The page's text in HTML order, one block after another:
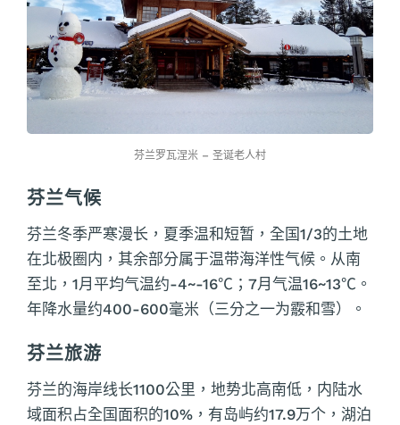
芬兰罗瓦涅米 – 圣诞老人村
芬兰气候
芬兰冬季严寒漫长，夏季温和短暂，全国1/3的土地
在北极圈内，其余部分属于温带海洋性气候。从南
至北，1月平均气温约-4~-16℃；7月气温16~13℃。
年降水量约400-600毫米（三分之一为霰和雪）。
芬兰旅游
芬兰的海岸线长1100公里，地势北高南低，内陆水
域面积占全国面积的10%，有岛屿约17.9万个，湖泊